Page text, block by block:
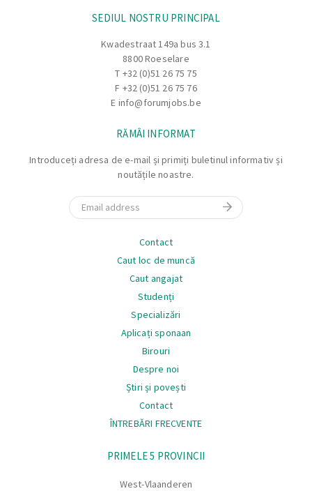
SEDIUL NOSTRU PRINCIPAL
Kwadestraat 149a bus 3.1
8800 Roeselare
T +32 (0)51 26 75 75
F +32 (0)51 26 75 76
E info@forumjobs.be
RĂMÂI INFORMAT
Introduceți adresa de e-mail și primiți buletinul informativ și
noutățile noastre.
Email
Contact
Caut loc de muncă
Caut angajat
Studenți
Specializări
Aplicați sponaan
Birouri
Despre noi
Știri și povești
Contact
ÎNTREBĂRI FRECVENTE
PRIMELE 5 PROVINCII
West-Vlaanderen